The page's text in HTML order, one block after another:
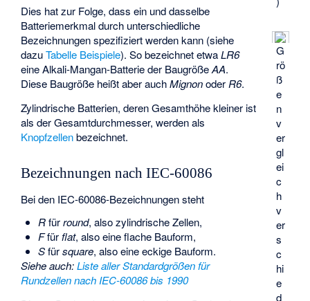
G
rö
ß
e
n
v
er
gl
ei
c
h
v
er
s
c
hi
e
d
Dies hat zur Folge, dass ein und dasselbe
Batteriemerkmal durch unterschiedliche
Bezeichnungen spezifiziert werden kann (siehe
dazuTabelle Beispiele). So bezeichnet etwaLR6
eine Alkali-Mangan-Batterie der BaugrößeAA.
Diese Baugröße heißt aber auchMignonoder R6.
Zylindrische Batterien, deren Gesamthöhe kleiner ist
als der Gesamtdurchmesser, werden als
Knopfzellenbezeichnet.
Bezeichnungen nach IEC-60086
Bei den IEC-60086-Bezeichnungen steht
Rfürround, also zylindrische Zellen,
Ffürflat, also eine flache Bauform,
Sfürsquare, also eine eckige Bauform.
Siehe auch:Liste aller Standardgrößen für
Rundzellen nach IEC-60086 bis 1990